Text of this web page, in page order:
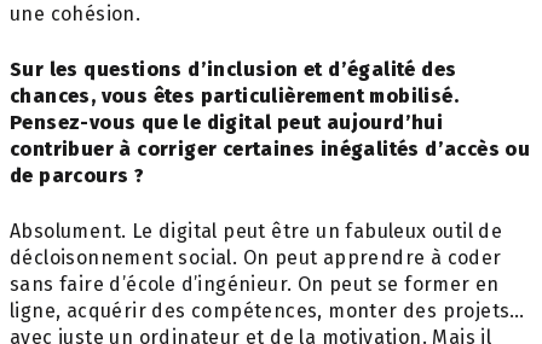
une cohésion.
Sur les questions d’inclusion et d’égalité des
chances, vous êtes particulièrement mobilisé.
Pensez-vous que le digital peut aujourd’hui
contribuer à corriger certaines inégalités d’accès ou
de parcours ?
Absolument. Le digital peut être un fabuleux outil de
décloisonnement social. On peut apprendre à coder
sans faire d’école d’ingénieur. On peut se former en
ligne, acquérir des compétences, monter des projets…
avec juste un ordinateur et de la motivation. Mais il